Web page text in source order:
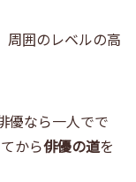
周囲のレベルの高
優なら一人でで
から俳優の道を